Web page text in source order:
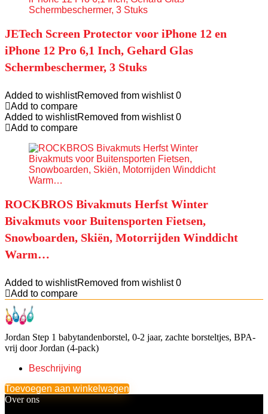
JETech Screen Protector voor iPhone 12 en
iPhone 12 Pro 6,1 Inch, Gehard Glas
Schermbeschermer, 3 Stuks
Added to wishlistRemoved from wishlist 0
Add to compare
Added to wishlistRemoved from wishlist 0
Add to compare
ROCKBROS Bivakmuts Herfst Winter
Bivakmuts voor Buitensporten Fietsen,
Snowboarden, Skiën, Motorrijden Winddicht
Warm…
Added to wishlistRemoved from wishlist 0
Add to compare
Jordan Step 1 babytandenborstel, 0-2 jaar, zachte borsteltjes, BPA-
vrij door Jordan (4-pack)
Beschrijving
Toevoegen aan winkelwagen
Over ons